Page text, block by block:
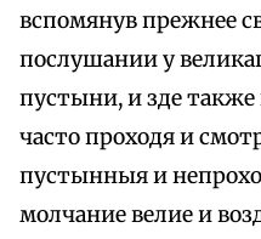
вспомянув прежнее
послушании у
пустыни, и зде
часто проходя и
пустынныя и
молчание велие и